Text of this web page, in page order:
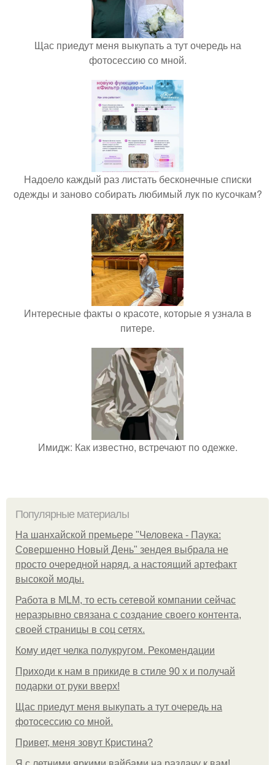
Щас приедут меня выкупать а тут очередь на
фотосессию со мной.
Надоело каждый раз листать бесконечные списки
одежды и заново собирать любимый лук по кусочкам?
Интересные факты о красоте, которые я узнала в
питере.
Имидж: Как известно, встречают по одежке.
Популярные материалы
На шанхайской премьере "Человека - Паука:
Совершенно Новый День" зендея выбрала не
просто очередной наряд, а настоящий артефакт
высокой моды.
Работа в MLM, то есть сетевой компании сейчас
неразрывно связана с создание своего контента,
своей страницы в соц сетях.
Кому идет челка полукругом. Рекомендации
Приходи к нам в прикиде в стиле 90 х и получай
подарки от руки вверх!
Щас приедут меня выкупать а тут очередь на
фотосессию со мной.
Привет, меня зовут Кристина?